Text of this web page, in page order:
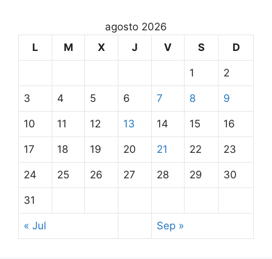
agosto 2026
L
M X J V S D
1 2
3 4 5 6 7 8 9
10 11 12 13 14 15 16
17 18 19 20 21 22 23
24 25 26 27 28 29 30
31
« Jul Sep »